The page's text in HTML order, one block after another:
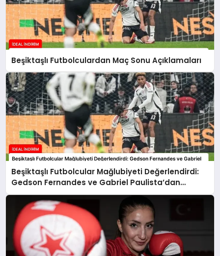
Beşiktaşlı Futbolculardan Maç Sonu Açıklamaları
Beşiktaşlı Futbolcular Mağlubiyeti Değerlendirdi:
Gedson Fernandes ve Gabriel Paulista’dan
Açıklamalar